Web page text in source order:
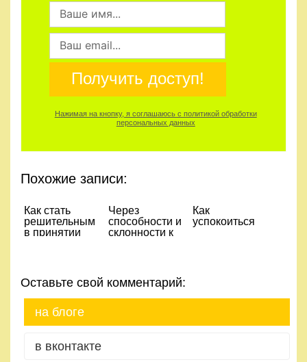
Получить доступ!
Нажимая на кнопку, я соглашаюсь с политикой обработки
персональных данных
Похожие записи:
Как стать
решительным
в принятии
Через
способности и
склонности к
Как
успокоиться
Оставьте свой комментарий:
на блоге
в вконтакте